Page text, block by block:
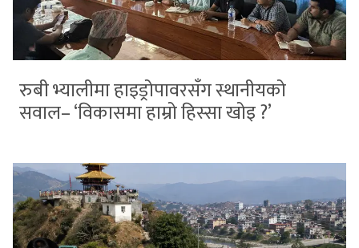
रुबी भ्यालीमा हाइड्रोपावरसँग स्थानीयको
सवाल– ‘विकासमा हाम्रो हिस्सा खोइ ?’